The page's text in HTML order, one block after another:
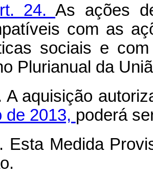
24.As ações
com as
sociais e
Plurianual da
A aquisição
de 2013, poderá
Esta Medida